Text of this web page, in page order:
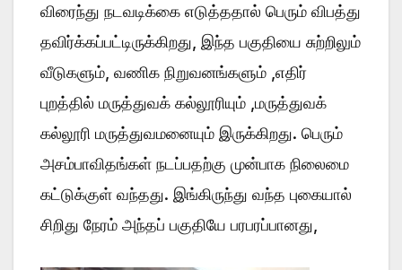
விரைந்து நடவடிக்கை எடுத்ததால் பெரும் விபத்து
தவிர்க்கப்பட்டிருக்கிறது, இந்த பகுதியை சுற்றிலும்
வீடுகளும், வணிக நிறுவனங்களும் ,எதிர்
புறத்தில் மருத்துவக் கல்லூரியும் ,மருத்துவக்
கல்லூரி மருத்துவமனையும் இருக்கிறது. பெரும்
அசம்பாவிதங்கள் நடப்பதற்கு முன்பாக நிலைமை
கட்டுக்குள் வந்தது. இங்கிருந்து வந்த புகையால்
சிறிது நேரம் அந்தப் பகுதியே பரபரப்பானது,